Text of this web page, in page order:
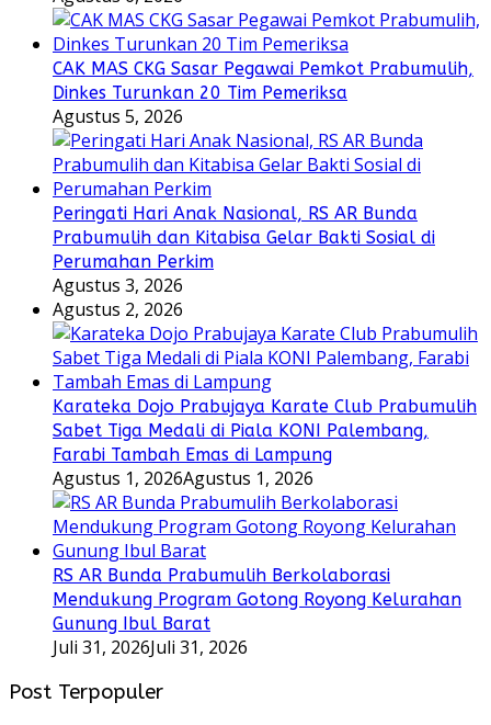
CAK MAS CKG Sasar Pegawai Pemkot Prabumulih,
Dinkes Turunkan 20 Tim Pemeriksa
Agustus 5, 2026
Peringati Hari Anak Nasional, RS AR Bunda
Prabumulih dan Kitabisa Gelar Bakti Sosial di
Perumahan Perkim
Agustus 3, 2026
Agustus 2, 2026
Karateka Dojo Prabujaya Karate Club Prabumulih
Sabet Tiga Medali di Piala KONI Palembang,
Farabi Tambah Emas di Lampung
Agustus 1, 2026Agustus 1, 2026
RS AR Bunda Prabumulih Berkolaborasi
Mendukung Program Gotong Royong Kelurahan
Gunung Ibul Barat
Juli 31, 2026Juli 31, 2026
Post Terpopuler